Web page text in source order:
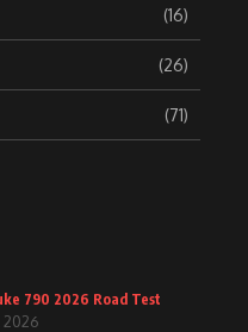
(16)
(26)
(71)
790 2026 Road Test
2026